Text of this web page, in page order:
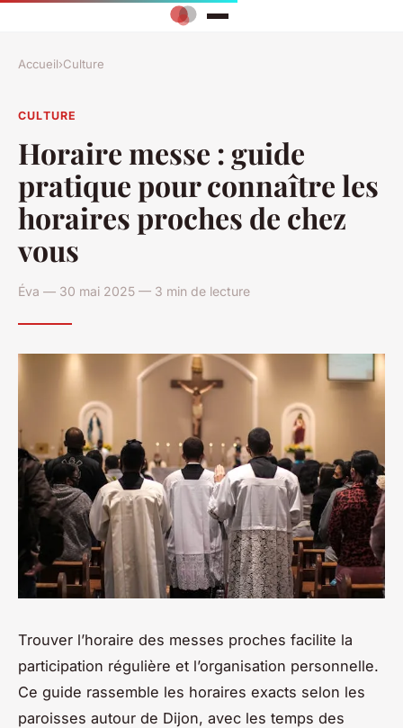
Accueil›Culture
CULTURE
Horaire messe : guide
pratique pour connaître les
horaires proches de chez
vous
Éva — 30 mai 2025 — 3 min de lecture
Trouver l’horaire des messes proches facilite la
participation régulière et l’organisation personnelle.
Ce guide rassemble les horaires exacts selon les
paroisses autour de Dijon, avec les temps des